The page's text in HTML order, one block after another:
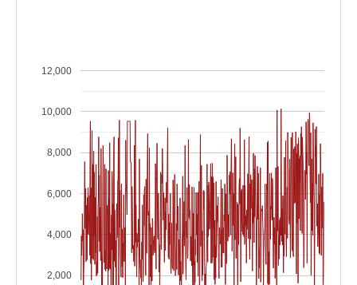
2,000
4,000
6,000
8,000
10,000
12,000